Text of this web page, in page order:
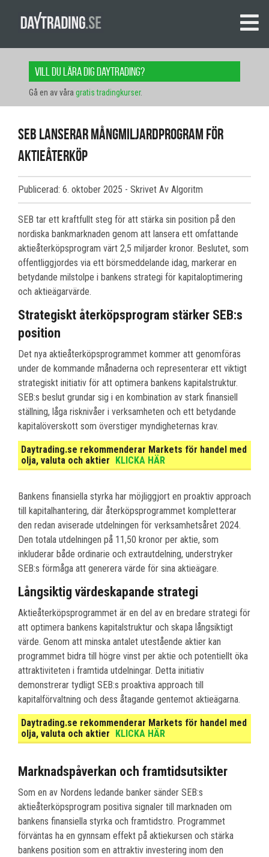
Vill du lära dig daytrading?
Gå en av våra gratis tradingkurser.
SEB lanserar mångmiljardprogram för
aktieåterköp
Publicerad: 6. oktober 2025 - Skrivet Av Algoritm
SEB tar ett kraftfullt steg för att stärka sin position på den
nordiska bankmarknaden genom att lansera ett omfattande
aktieåterköpsprogram värt 2,5 miljarder kronor. Beslutet, som
offentliggjordes via ett börsmeddelande idag, markerar en
betydande milstolpe i bankens strategi för kapitaloptimering
och aktieägarvärde.
Strategiskt återköpsprogram stärker SEB:s
position
Det nya aktieåterköpsprogrammet kommer att genomföras
under de kommande månaderna och representerar ett viktigt
strategiskt initiativ för att optimera bankens kapitalstruktur.
SEB:s beslut grundar sig i en kombination av stark finansiell
ställning, låga risknivåer i verksamheten och ett betydande
kapitalöverskott som överstiger myndigheternas krav.
Daytrading.se rekommenderar Markets för handel med
olja, valuta och aktier
KLICKA HÄR
Bankens finansiella styrka har möjliggjort en proaktiv approach
till kapitalhantering, där återköpsprogrammet kompletterar
den redan aviserade utdelningen för verksamhetsåret 2024.
Den totala utdelningen på 11,50 kronor per aktie, som
inkluderar både ordinarie och extrautdelning, understryker
SEB:s förmåga att generera värde för sina aktieägare.
Långsiktig värdeskapande strategi
Aktieåterköpsprogrammet är en del av en bredare strategi för
att optimera bankens kapitalstruktur och skapa långsiktigt
värde. Genom att minska antalet utestående aktier kan
programmet bidra till högre vinst per aktie och potentiellt öka
attraktiviteten i framtida utdelningar. Detta initiativ
demonstrerar tydligt SEB:s proaktiva approach till
kapitalförvaltning och dess åtagande gentemot aktieägarna.
Daytrading.se rekommenderar Markets för handel med
olja, valuta och aktier
KLICKA HÄR
Marknadspåverkan och framtidsutsikter
Som en av Nordens ledande banker sänder SEB:s
aktieåterköpsprogram positiva signaler till marknaden om
bankens finansiella styrka och framtidstro. Programmet
förväntas ha en gynnsam effekt på aktiekursen och stärka
bankens position som en attraktiv investering inom den